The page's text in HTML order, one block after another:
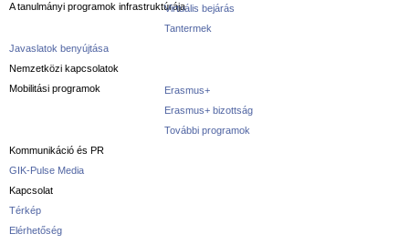
A tanulmányi programok infrastruktúrájaVirtuális bejárás
Tantermek
Javaslatok benyújtása
Nemzetközi kapcsolatok
Mobilitási programok
Erasmus+
Erasmus+ bizottság
További programok
Kommunikáció és PR
GIK-Pulse Media
Kapcsolat
Térkép
Elérhetőség